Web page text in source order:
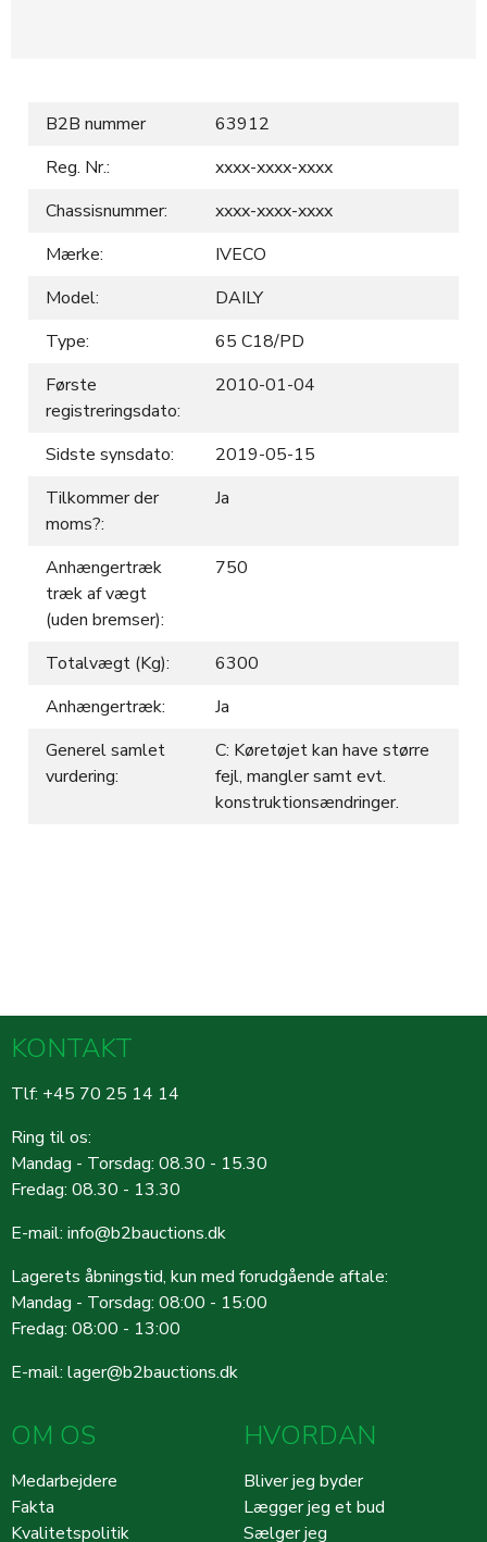
B2B nummer
63912
Reg. Nr.:
xxxx-xxxx-xxxx
Chassisnummer:
xxxx-xxxx-xxxx
Mærke:
IVECO
Model:
DAILY
Type:
65 C18/PD
Første
registreringsdato:
2010-01-04
Sidste synsdato:
2019-05-15
Tilkommer der
moms?:
Ja
Anhængertræk
træk af vægt
(uden bremser):
750
Totalvægt (Kg):
6300
Anhængertræk:
Ja
Generel samlet
vurdering:
C: Køretøjet kan have større
fejl, mangler samt evt.
konstruktionsændringer.
KONTAKT
Tlf: +45 70 25 14 14
Ring til os:
Mandag - Torsdag: 08.30 - 15.30
Fredag: 08.30 - 13.30
E-mail: info@b2bauctions.dk
Lagerets åbningstid, kun med forudgående aftale:
Mandag - Torsdag: 08:00 - 15:00
Fredag: 08:00 - 13:00
E-mail: lager@b2bauctions.dk
OM OS
Medarbejdere
Fakta
Kvalitetspolitik
HVORDAN
Bliver jeg byder
Lægger jeg et bud
Sælger jeg